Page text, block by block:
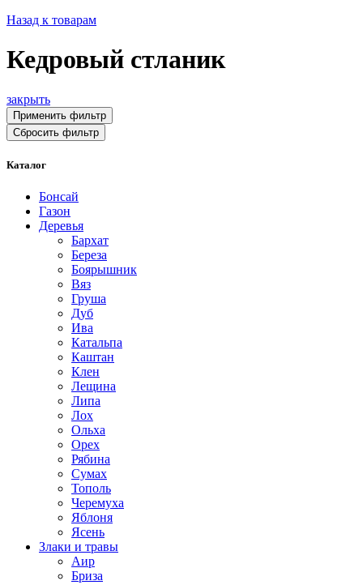
Назад к товарам
Кедровый стланик
закрыть
Применить фильтр
Сбросить фильтр
Каталог
Бонсай
Газон
Деревья
Бархат
Береза
Боярышник
Вяз
Груша
Дуб
Ива
Катальпа
Каштан
Клен
Лещина
Липа
Лох
Ольха
Орех
Рябина
Сумах
Тополь
Черемуха
Яблоня
Ясень
Злаки и травы
Аир
Бриза